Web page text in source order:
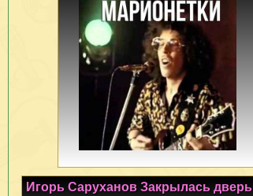
Игорь Саруханов Закрылась дверь